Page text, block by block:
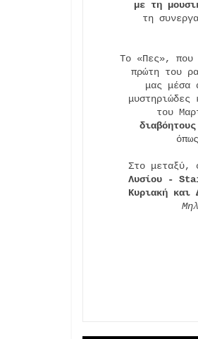
με τη
τη
Το «Πες», που
πρώτη του
μας μέσα
του
Στο μεταξύ,
Λυσίου -
Κυριακή και